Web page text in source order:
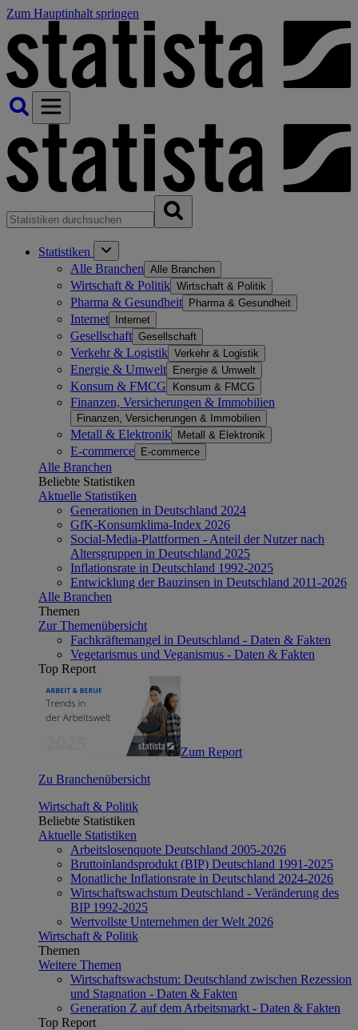
Zum Hauptinhalt springen
Statistiken
Alle Branchen Alle Branchen
Wirtschaft & Politik Wirtschaft & Politik
Pharma & Gesundheit Pharma & Gesundheit
Internet Internet
Gesellschaft Gesellschaft
Verkehr & Logistik Verkehr & Logistik
Energie & Umwelt Energie & Umwelt
Konsum & FMCG Konsum & FMCG
Finanzen, Versicherungen & Immobilien
Finanzen, Versicherungen & Immobilien
Metall & Elektronik Metall & Elektronik
E-commerce E-commerce
Alle Branchen
Beliebte Statistiken
Aktuelle Statistiken
Generationen in Deutschland 2024
GfK-Konsumklima-Index 2026
Social-Media-Plattformen - Anteil der Nutzer nach
Altersgruppen in Deutschland 2025
Inflationsrate in Deutschland 1992-2025
Entwicklung der Bauzinsen in Deutschland 2011-2026
Alle Branchen
Themen
Zur Themenübersicht
Fachkräftemangel in Deutschland - Daten & Fakten
Vegetarismus und Veganismus - Daten & Fakten
Top Report
Zum Report
Zu Branchenübersicht
Wirtschaft & Politik
Beliebte Statistiken
Aktuelle Statistiken
Arbeitslosenquote Deutschland 2005-2026
Bruttoinlandsprodukt (BIP) Deutschland 1991-2025
Monatliche Inflationsrate in Deutschland 2024-2026
Wirtschaftswachstum Deutschland - Veränderung des
BIP 1992-2025
Wertvollste Unternehmen der Welt 2026
Wirtschaft & Politik
Themen
Weitere Themen
Wirtschaftswachstum: Deutschland zwischen Rezession
und Stagnation - Daten & Fakten
Generation Z auf dem Arbeitsmarkt - Daten & Fakten
Top Report